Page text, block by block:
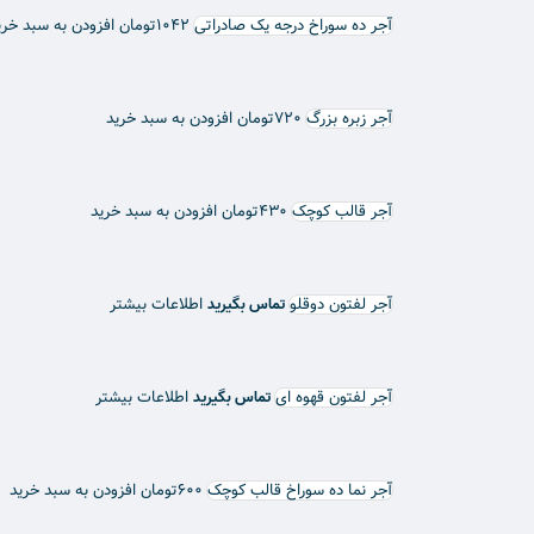
آجر ده سوراخ درجه یک صادراتی ۱۰۴۲تومانافزودن به سبد
آجر زبره بزرگ ۷۲۰تومانافزودن به سبد خرید
آجر قالب کوچک ۴۳۰تومانافزودن به سبد خرید
آجر لفتون دوقلوتماس بگیریداطلاعات بیشتر
آجر لفتون قهوه ایتماس بگیریداطلاعات بیشتر
آجر نما ده سوراخ قالب کوچک ۶۰۰تومانافزودن به سبد خرید